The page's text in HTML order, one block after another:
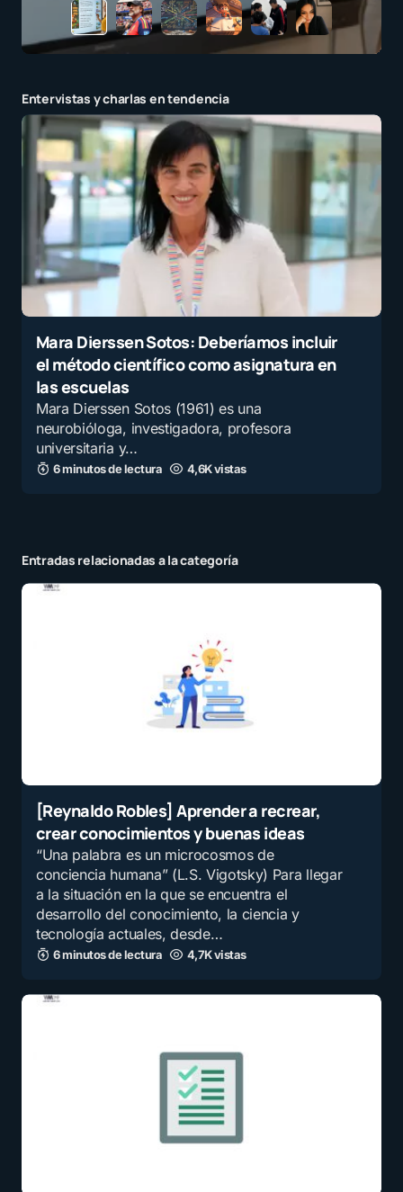
Entervistas y charlas en tendencia
Mara Dierssen Sotos: Deberíamos incluir
el método científico como asignatura en
las escuelas
Mara Dierssen Sotos (1961) es una
neurobióloga, investigadora, profesora
universitaria y…
6 minutos de lectura 4,6K vistas
Entradas relacionadas a la categoría
[Reynaldo Robles] Aprender a recrear,
crear conocimientos y buenas ideas
“Una palabra es un microcosmos de
conciencia humana” (L.S. Vigotsky) Para llegar
a la situación en la que se encuentra el
desarrollo del conocimiento, la ciencia y
tecnología actuales, desde…
6 minutos de lectura 4,7K vistas